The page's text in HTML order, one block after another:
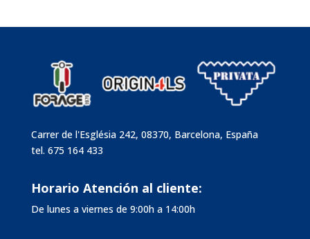
Carrer de l'Església 242, 08370, Barcelona, España
tel. 675 164 433
Horario Atención al cliente:
De lunes a viernes de 9:00h a 14:00h